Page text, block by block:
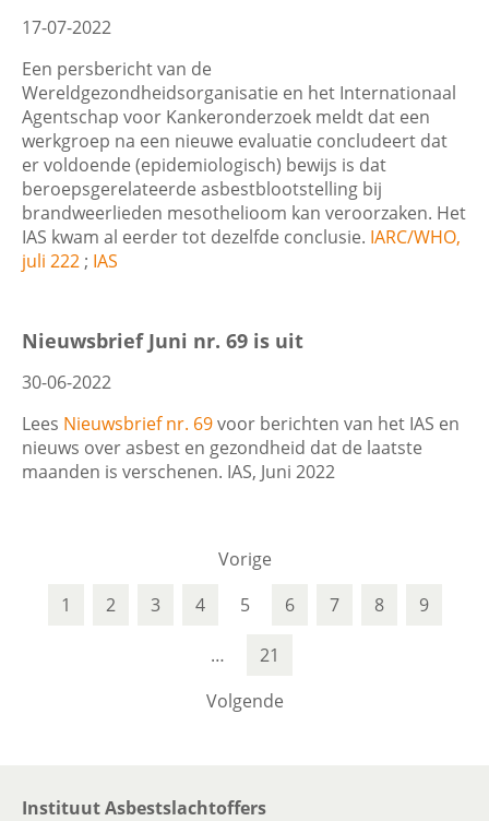
17-07-2022
Een persbericht van de
Wereldgezondheidsorganisatie en het Internationaal
Agentschap voor Kankeronderzoek meldt dat een
werkgroep na een nieuwe evaluatie concludeert dat
er voldoende (epidemiologisch) bewijs is dat
beroepsgerelateerde asbestblootstelling bij
brandweerlieden mesothelioom kan veroorzaken. Het
IAS kwam al eerder tot dezelfde conclusie. IARC/WHO,
juli 222 ; IAS
Nieuwsbrief Juni nr. 69 is uit
30-06-2022
Lees Nieuwsbrief nr. 69voor berichten van het IAS en
nieuws over asbest en gezondheid dat de laatste
maanden is verschenen. IAS, Juni 2022
Vorige
1
2 3 4 5 6 7 8 9
…
21
Volgende
Instituut Asbestslachtoffers